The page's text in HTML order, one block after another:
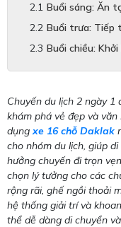
Buổi sáng: Ăn
Buổi trưa: Tiếp
Buổi chiều:
Chuyến du lịch 2 ngày
khám phá vẻ đẹp và
dụngxe 16 chỗ Daklak
cho nhóm du lịch, giúp
hưởng chuyến đi trọn
chọn lý tưởng cho các
rộng rãi, ghế ngồi thoải
hệ thống giải trí và
thể dễ dàng di chuyển